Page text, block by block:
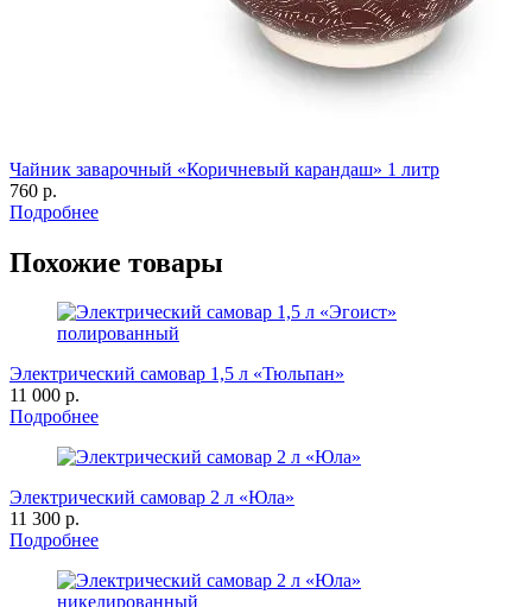
Чайник заварочный «Коричневый карандаш» 1 литр
760 р.
Подробнее
Похожие товары
Электрический самовар 1,5 л «Тюльпан»
11 000 р.
Подробнее
Электрический самовар 2 л «Юла»
11 300 р.
Подробнее